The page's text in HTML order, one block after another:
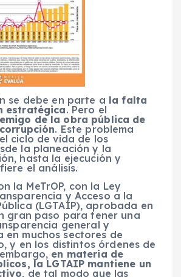
se debe en parte a la falta
estratégica. Pero el
de la obra pública de
. Este problema
ciclo de vida de los
la planeación y la
hasta la ejecución y
el análisis.
la MeTrOP, con la Ley
y Acceso a la
(LGTAIP), aprobada en
gran paso para tener una
general y
en muchos sectores de
y en los distintos órdenes de
en materia de
la LGTAIP mantiene un
, de tal modo que las